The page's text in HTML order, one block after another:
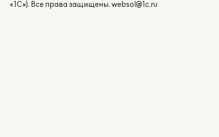
«1С»). Все права защищены. websol@1c.ru